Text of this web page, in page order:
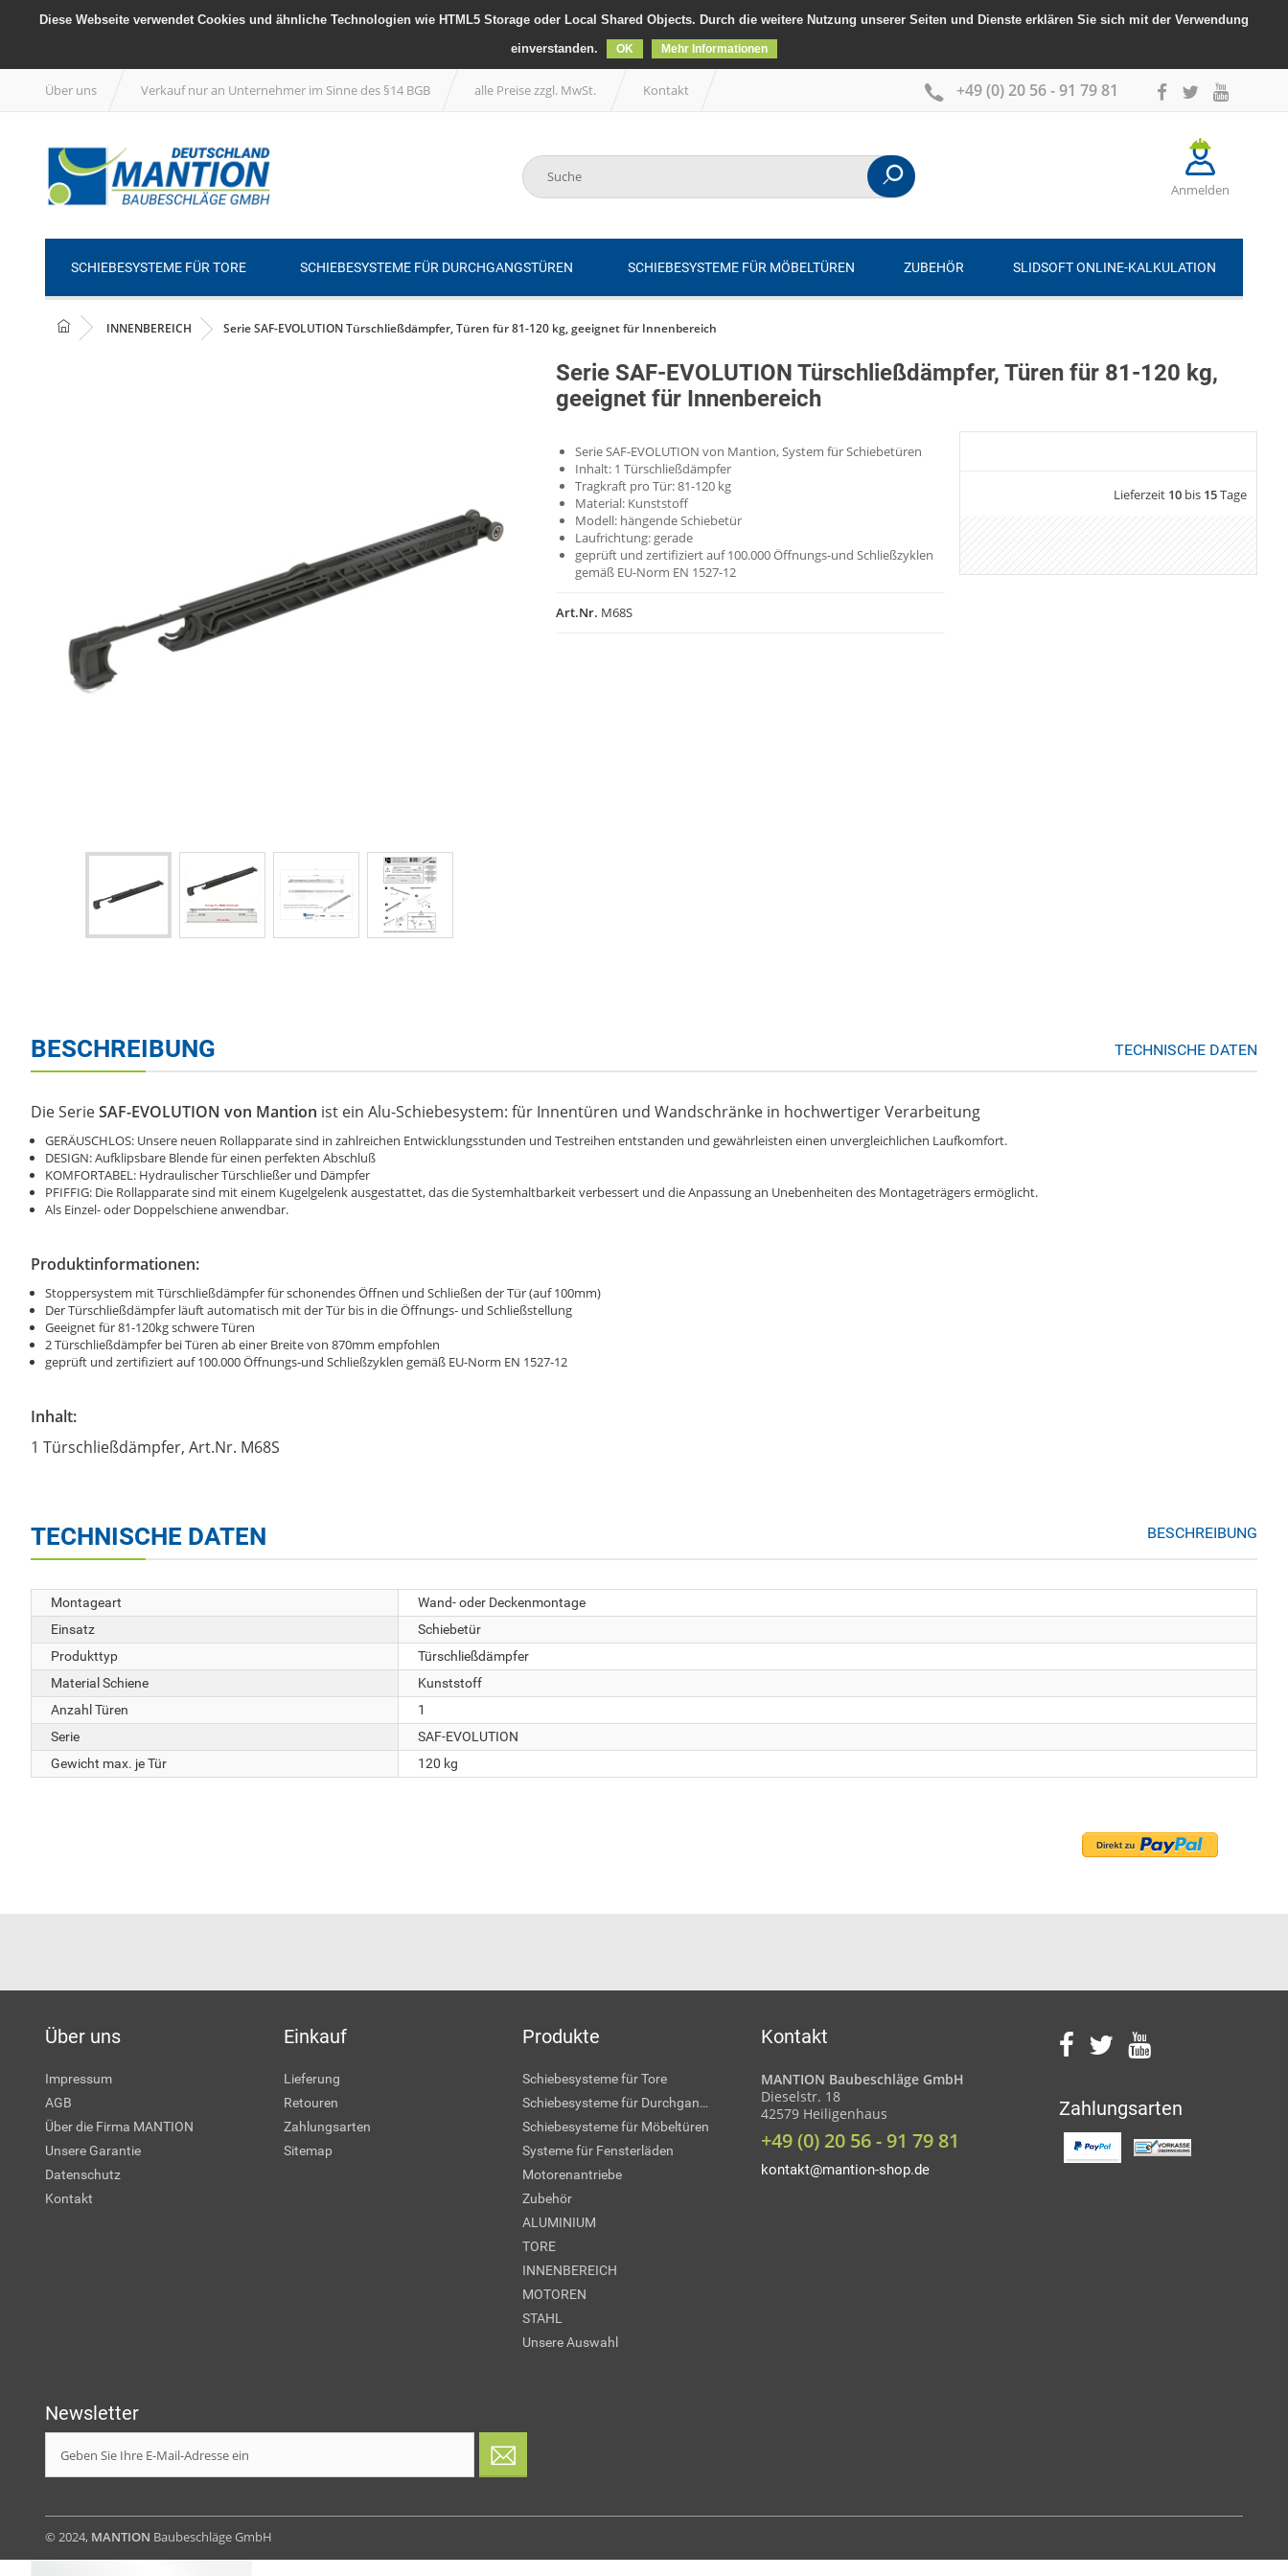
Diese Webseite verwendet Cookies und ähnliche Technologien wie HTML5 Storage oder Local Shared Objects. Durch die weitere Nutzung unserer Seiten und Dienste erklären Sie sich mit der Verwendung
einverstanden.
OK Mehr Informationen
Über uns Verkauf nur an Unternehmer im Sinne des §14 BGB alle Preise zzgl. MwSt. Kontakt +49 (0) 20 56 - 91 79 81
Anmelden
SCHIEBESYSTEME FÜR TORE SCHIEBESYSTEME FÜR DURCHGANGSTÜREN SCHIEBESYSTEME FÜR MÖBELTÜREN ZUBEHÖR SLIDSOFT ONLINE-KALKULATION
INNENBEREICH Serie SAF-EVOLUTION Türschließdämpfer, Türen für 81-120 kg, geeignet für Innenbereich
Serie SAF-EVOLUTION Türschließdämpfer, Türen für 81-120 kg,
geeignet für Innenbereich
Serie SAF-EVOLUTION von Mantion, System für Schiebetüren
Inhalt: 1 Türschließdämpfer
Tragkraft pro Tür: 81-120 kg
Material: Kunststoff
Modell: hängende Schiebetür
Laufrichtung: gerade
geprüft und zertifiziert auf 100.000 Öffnungs-und Schließzyklen
gemäß EU-Norm EN 1527-12
Art.Nr. M68S
Lieferzeit 10bis 15Tage
BESCHREIBUNG TECHNISCHE DATEN
Die SerieSAF-EVOLUTION von Mantion ist ein Alu-Schiebesystem: für Innentüren und Wandschränke in hochwertiger Verarbeitung
GERÄUSCHLOS: Unsere neuen Rollapparate sind in zahlreichen Entwicklungsstunden und Testreihen entstanden und gewährleisten einen unvergleichlichen Laufkomfort.
DESIGN: Aufklipsbare Blende für einen perfekten Abschluß
KOMFORTABEL: Hydraulischer Türschließer und Dämpfer
PFIFFIG: Die Rollapparate sind mit einem Kugelgelenk ausgestattet, das die Systemhaltbarkeit verbessert und die Anpassung an Unebenheiten des Montageträgers ermöglicht.
Als Einzel- oder Doppelschiene anwendbar.
Produktinformationen:
Stoppersystem mit Türschließdämpfer für schonendes Öffnen und Schließen der Tür (auf 100mm)
Der Türschließdämpfer läuft automatisch mit der Tür bis in die Öffnungs- und Schließstellung
Geeignet für 81-120kg schwere Türen
2 Türschließdämpfer bei Türen ab einer Breite von 870mm empfohlen
geprüft und zertifiziert auf 100.000 Öffnungs-und Schließzyklen gemäß EU-Norm EN 1527-12
Inhalt:
1 Türschließdämpfer, Art.Nr. M68S
TECHNISCHE DATEN BESCHREIBUNG
Montageart
Wand- oder Deckenmontage
Einsatz
Schiebetür
Produkttyp
Türschließdämpfer
Material Schiene
Kunststoff
Anzahl Türen
1
Serie
SAF-EVOLUTION
Gewicht max. je Tür
120 kg
Über uns
Impressum
AGB
Über die Firma MANTION
Unsere Garantie
Datenschutz
Kontakt
Einkauf
Lieferung
Retouren
Zahlungsarten
Sitemap
Produkte
Schiebesysteme für Tore
Schiebesysteme für Durchgangstüren
Schiebesysteme für Möbeltüren
Systeme für Fensterläden
Motorenantriebe
Zubehör
ALUMINIUM
TORE
INNENBEREICH
MOTOREN
STAHL
Unsere Auswahl
Kontakt
MANTION Baubeschläge GmbH
Dieselstr. 18
42579 Heiligenhaus
+49 (0) 20 56 - 91 79 81
kontakt@mantion-shop.de
Zahlungsarten
Newsletter
© 2024, MANTION Baubeschläge GmbH